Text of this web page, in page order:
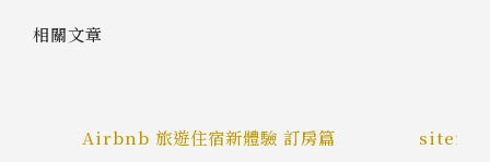
相關文章
Airbnb 旅遊住宿新體驗 訂房篇